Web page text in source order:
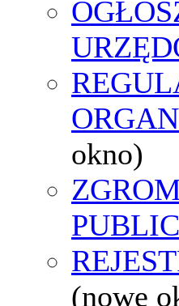
okno)
(nowe